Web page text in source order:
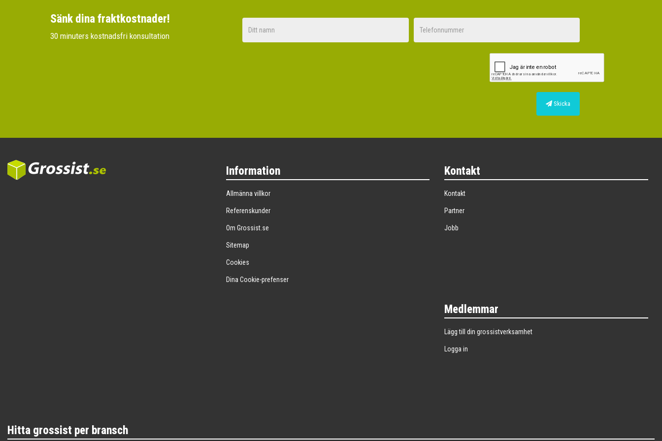
Sänk dina fraktkostnader!
30 minuters kostnadsfri konsultation
Skicka
Information
Allmänna villkor
Referenskunder
Om Grossist.se
Sitemap
Cookies
Dina Cookie-prefenser
Kontakt
Kontakt
Partner
Jobb
Medlemmar
Lägg till din grossistverksamhet
Logga in
Hitta grossist per bransch